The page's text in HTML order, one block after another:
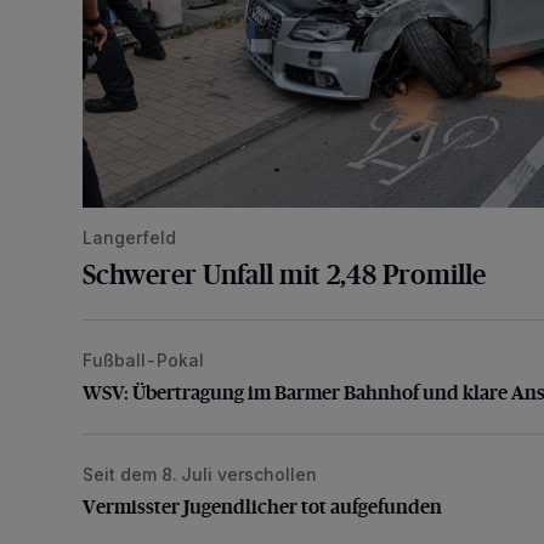
Langerfeld
Schwerer Unfall mit 2,48 Promille
WSV: Übertragung im Barmer Bahnhof und klare
Fußball-Pokal
WSV: Übertragung im Barmer Bahnhof und klare
Vermisster Jugendlicher tot aufgefunden
Seit dem 8. Juli verschollen
Vermisster Jugendlicher tot aufgefunden